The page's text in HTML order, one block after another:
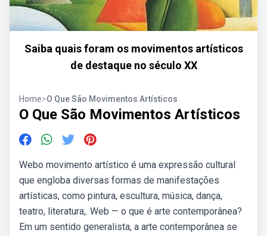
Saiba quais foram os movimentos artísticos
de destaque no século XX
Home>O Que São Movimentos Artísticos
O Que São Movimentos Artísticos
Webo movimento artístico é uma expressão cultural
que engloba diversas formas de manifestações
artísticas, como pintura, escultura, música, dança,
teatro, literatura,. Web — o que é arte contemporânea?
Em um sentido generalista, a arte contemporânea se